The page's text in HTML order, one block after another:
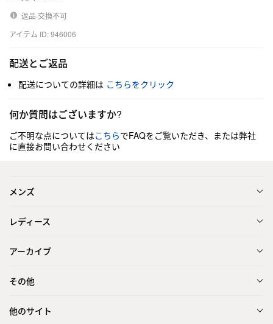
返品·交換不可
アイテム ID: 946006
配送とご返品
配送についての詳細は こちらをクリック
何か質問はございますか?
ご不明な点についてはこちらでFAQをご覧いただき、または弊社
に直接お問い合わせください
メンズ
レディース
アーカイブ
その他
他のサイト